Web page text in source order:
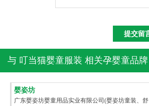
与 叮当猫婴童服装 相关孕婴童品牌
婴姿坊
广东婴姿坊婴童用品实业有限公司(婴姿坊童装、舒